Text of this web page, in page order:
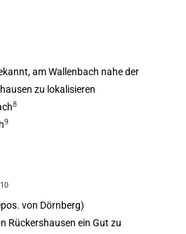
am Wallenbach nahe der
zu lokalisieren
8
9
10
von Dörnberg)
Rückershausen ein Gut zu